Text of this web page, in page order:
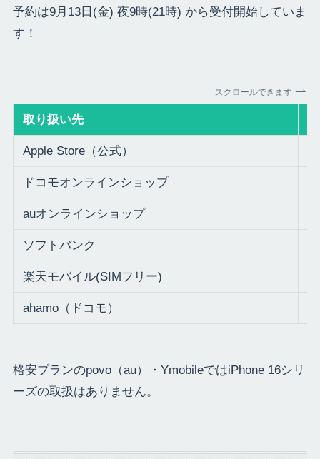
予約は9月13日(金) 夜9時(21時) から受付開始していま
す！
スクロールできます
取り扱い先
Apple Store（公式）
ドコモオンラインショップ
auオンラインショップ
ソフトバンク
楽天モバイル(SIMフリー)
ahamo（ドコモ）
格安プランのpovo（au）・YmobileではiPhone 16シリ
ーズの取扱はありません。